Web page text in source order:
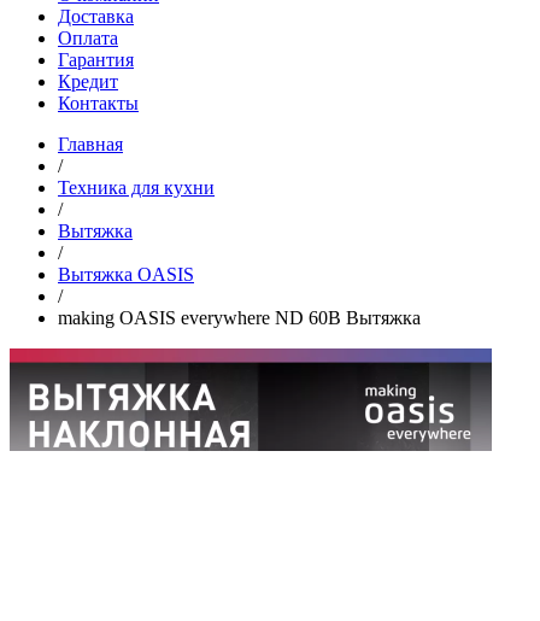
Доставка
Оплата
Гарантия
Кредит
Контакты
Главная
/
Техника для кухни
/
Вытяжка
/
Вытяжка OASIS
/
making OASIS everywhere ND 60B Вытяжка